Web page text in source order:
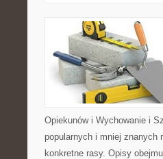
Opiekunów i Wychowanie i
popularnych i mniej znanych
konkretne rasy. Opisy